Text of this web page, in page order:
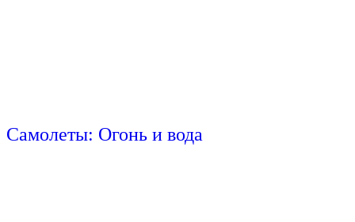
Самолеты: Огонь и вода